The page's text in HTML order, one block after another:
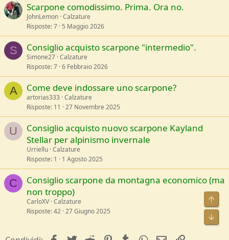
Scarpone comodissimo. Prima. Ora no.
JohnLemon Calzature
Risposte 7 5 Maggio 2026
S Consiglio acquisto scarpone "intermedio".
Simone27 Calzature
Risposte 7 6 Febbraio 2026
A Come deve indossare uno scarpone?
artorias333 Calzature
Risposte 11 27 Novembre 2025
U
Consiglio acquisto nuovo scarpone Kayland
Stellar per alpinismo invernale
Urriellu Calzature
Risposte 1 1 Agosto 2025
C
Consiglio scarpone da montagna economico (ma
non troppo)
CarloXV Calzature
Risposte 42 27 Giugno 2025